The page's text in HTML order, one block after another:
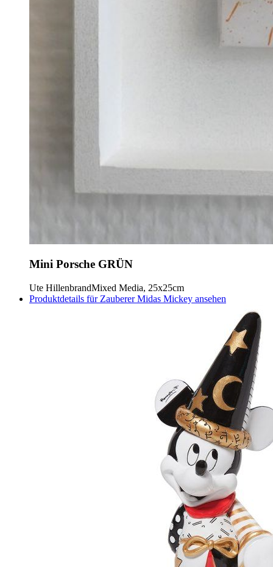
Mini Porsche GRÜN
Ute HillenbrandMixed Media, 25x25cm
Produktdetails für Zauberer Midas Mickey ansehen